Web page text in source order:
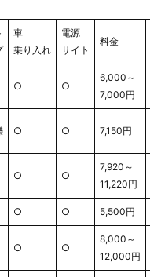
車
乗り入れ
電源
サイト
料金
○ ○
6,000～
7,000円
○ ○ 7,150円
○ ○
7,920～
11,220円
○ ○ 5,500円
○ ○
8,000～
12,000円